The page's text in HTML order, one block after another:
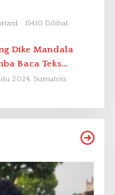
15410 Dilihat
Baca Teks
2024, Sumatera